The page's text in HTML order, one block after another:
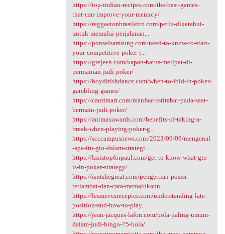
https://top-indian-recipes.com/the-best-games-
that-can-improve-your-memory/
https://reggaetonbrasileiro.com/perlu-diketahui-
untuk-memulai-perjalanan...
https://ponselsamsung.com/need-to-know-to-start-
your-competitive-poker-j...
https://grejeen.com/kapan-harus-melipat-di-
permainan-judi-poker/
https://boydirishdance.com/when-to-fold-in-poker-
gambling-games/
https://caurimart.com/manfaat-istirahat-pada-saat-
bermain-judi-poker/
https://animaxawards.com/benefits-of-taking-a-
break-when-playing-poker-g...
https://scccampusnews.com/2023/09/09/mengenal
-apa-itu-gto-dalam-strategi...
https://laststopforpaul.com/get-to-know-what-gto-
is-in-poker-strategy/
https://isntshegreat.com/pengertian-posisi-
terlambat-dan-cara-memainkann...
https://lesmevesreceptes.com/understanding-late-
position-and-how-to-play...
https://jean-jacques-lafon.com/pola-paling-umum-
dalam-judi-bingo-75-bola/